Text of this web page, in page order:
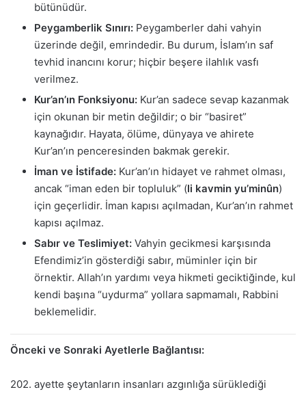
bütünüdür.
Peygamberlik Sınırı: Peygamberler dahi vahyin
üzerinde değil, emrindedir. Bu durum, İslam’ın saf
tevhid inancını korur; hiçbir beşere ilahlık vasfı
verilmez.
Kur’an’ın Fonksiyonu: Kur’an sadece sevap kazanmak
için okunan bir metin değildir; o bir “basiret”
kaynağıdır. Hayata, ölüme, dünyaya ve ahirete
Kur’an’ın penceresinden bakmak gerekir.
İman ve İstifade: Kur’an’ın hidayet ve rahmet olması,
ancak “iman eden bir topluluk” (li kavmin yu’minûn)
için geçerlidir. İman kapısı açılmadan, Kur’an’ın rahmet
kapısı açılmaz.
Sabır ve Teslimiyet: Vahyin gecikmesi karşısında
Efendimiz’in gösterdiği sabır, müminler için bir
örnektir. Allah’ın yardımı veya hikmeti geciktiğinde, kul
kendi başına “uydurma” yollara sapmamalı, Rabbini
beklemelidir.
Önceki ve Sonraki Ayetlerle Bağlantısı:
202. ayette şeytanların insanları azgınlığa sürüklediği